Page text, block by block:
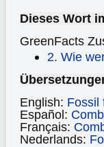
Dieses Wort
GreenFacts
2. Wie
English: Fossil
Español:
Français:
Nederlands: